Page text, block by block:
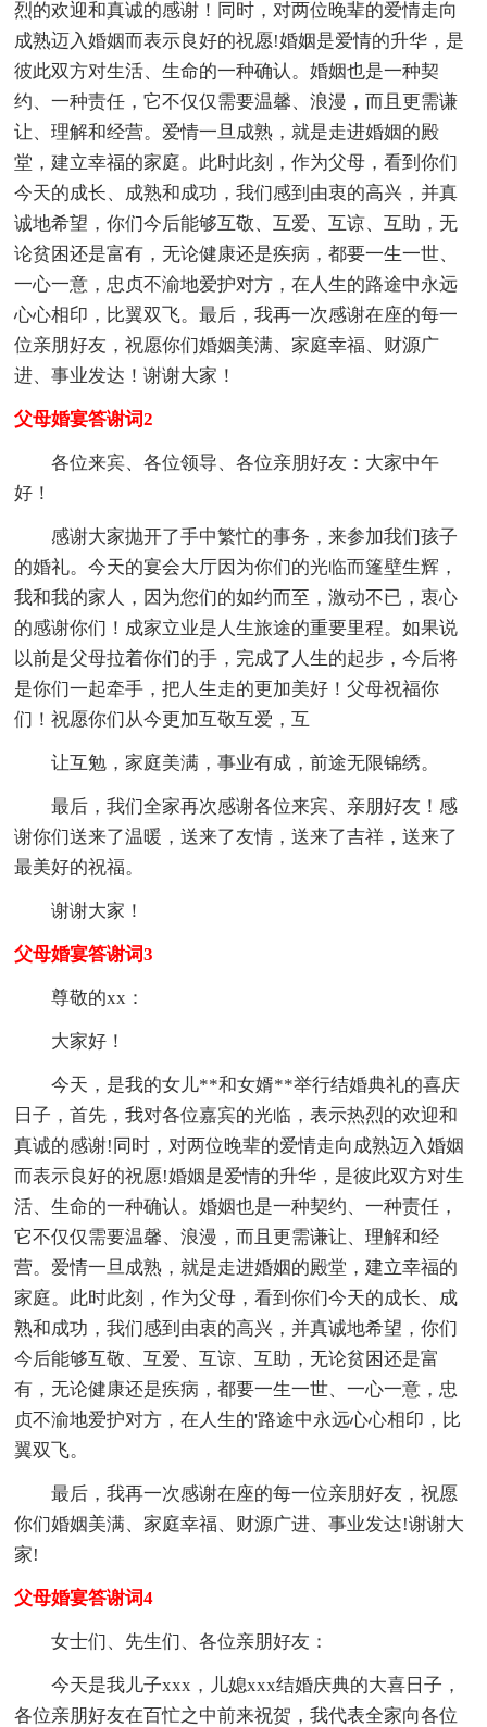
烈的欢迎和真诚的感谢！同时，对两位晚辈的爱情走向
成熟迈入婚姻而表示良好的祝愿!婚姻是爱情的升华，是
彼此双方对生活、生命的一种确认。婚姻也是一种契
约、一种责任，它不仅仅需要温馨、浪漫，而且更需谦
让、理解和经营。爱情一旦成熟，就是走进婚姻的殿
堂，建立幸福的家庭。此时此刻，作为父母，看到你们
今天的成长、成熟和成功，我们感到由衷的高兴，并真
诚地希望，你们今后能够互敬、互爱、互谅、互助，无
论贫困还是富有，无论健康还是疾病，都要一生一世、
一心一意，忠贞不渝地爱护对方，在人生的路途中永远
心心相印，比翼双飞。最后，我再一次感谢在座的每一
位亲朋好友，祝愿你们婚姻美满、家庭幸福、财源广
进、事业发达！谢谢大家！
父母婚宴答谢词2
各位来宾、各位领导、各位亲朋好友：大家中午
好！
感谢大家抛开了手中繁忙的事务，来参加我们孩子
的婚礼。今天的宴会大厅因为你们的光临而篷壁生辉，
我和我的家人，因为您们的如约而至，激动不已，衷心
的感谢你们！成家立业是人生旅途的重要里程。如果说
以前是父母拉着你们的手，完成了人生的起步，今后将
是你们一起牵手，把人生走的更加美好！父母祝福你
们！祝愿你们从今更加互敬互爱，互
让互勉，家庭美满，事业有成，前途无限锦绣。
最后，我们全家再次感谢各位来宾、亲朋好友！感
谢你们送来了温暖，送来了友情，送来了吉祥，送来了
最美好的祝福。
谢谢大家！
父母婚宴答谢词3
尊敬的xx：
大家好！
今天，是我的女儿**和女婿**举行结婚典礼的喜庆
日子，首先，我对各位嘉宾的光临，表示热烈的欢迎和
真诚的感谢!同时，对两位晚辈的爱情走向成熟迈入婚姻
而表示良好的祝愿!婚姻是爱情的升华，是彼此双方对生
活、生命的一种确认。婚姻也是一种契约、一种责任，
它不仅仅需要温馨、浪漫，而且更需谦让、理解和经
营。爱情一旦成熟，就是走进婚姻的殿堂，建立幸福的
家庭。此时此刻，作为父母，看到你们今天的成长、成
熟和成功，我们感到由衷的高兴，并真诚地希望，你们
今后能够互敬、互爱、互谅、互助，无论贫困还是富
有，无论健康还是疾病，都要一生一世、一心一意，忠
贞不渝地爱护对方，在人生的'路途中永远心心相印，比
翼双飞。
最后，我再一次感谢在座的每一位亲朋好友，祝愿
你们婚姻美满、家庭幸福、财源广进、事业发达!谢谢大
家!
父母婚宴答谢词4
女士们、先生们、各位亲朋好友：
今天是我儿子xxx，儿媳xxx结婚庆典的大喜日子，
各位亲朋好友在百忙之中前来祝贺，我代表全家向各位